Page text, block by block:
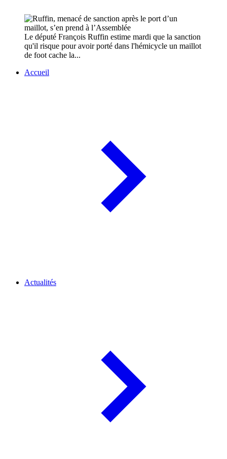
Le député François Ruffin estime mardi que la sanction
qu'il risque pour avoir porté dans l'hémicycle un maillot
de foot cache la...
Accueil
Actualités